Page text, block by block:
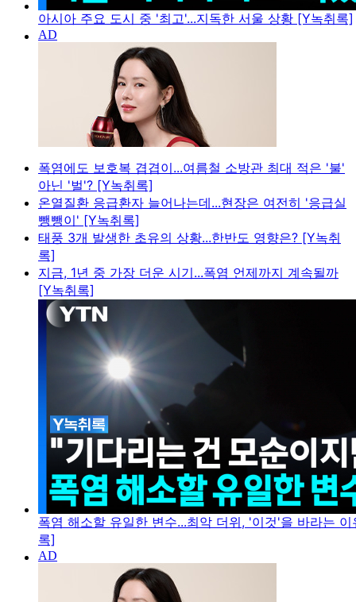
아시아 주요 도시 중 '최고'...지독한 서울 상황 [Y녹취록]
폭염에도 보호복 겹겹이...여름철 소방관 최대 적은 '불'
아닌 '벌'? [Y녹취록]
온열질환 응급환자 늘어나는데...현장은 여전히 '응급실
뺑뺑이' [Y녹취록]
태풍 3개 발생한 초유의 상황...한반도 영향은? [Y녹취
록]
지금, 1년 중 가장 더운 시기...폭염 언제까지 계속될까
[Y녹취록]
폭염 해소할 유일한 변수...최악 더위, '이것'을 바라는
록]